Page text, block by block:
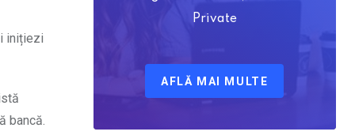
inițiezi
bancă.
Private
AFLĂ MAI MULTE